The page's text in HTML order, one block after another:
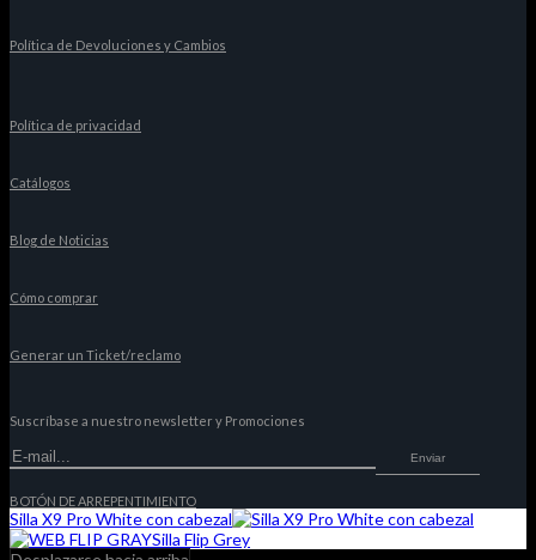
Política de Devoluciones y Cambios
Política de privacidad
Catálogos
Blog de Noticias
Cómo comprar
Generar un Ticket/reclamo
Suscríbase a nuestro newsletter y Promociones
Enviar
BOTÓN DE ARREPENTIMIENTO
Silla X9 Pro White con cabezal
Silla Flip Grey